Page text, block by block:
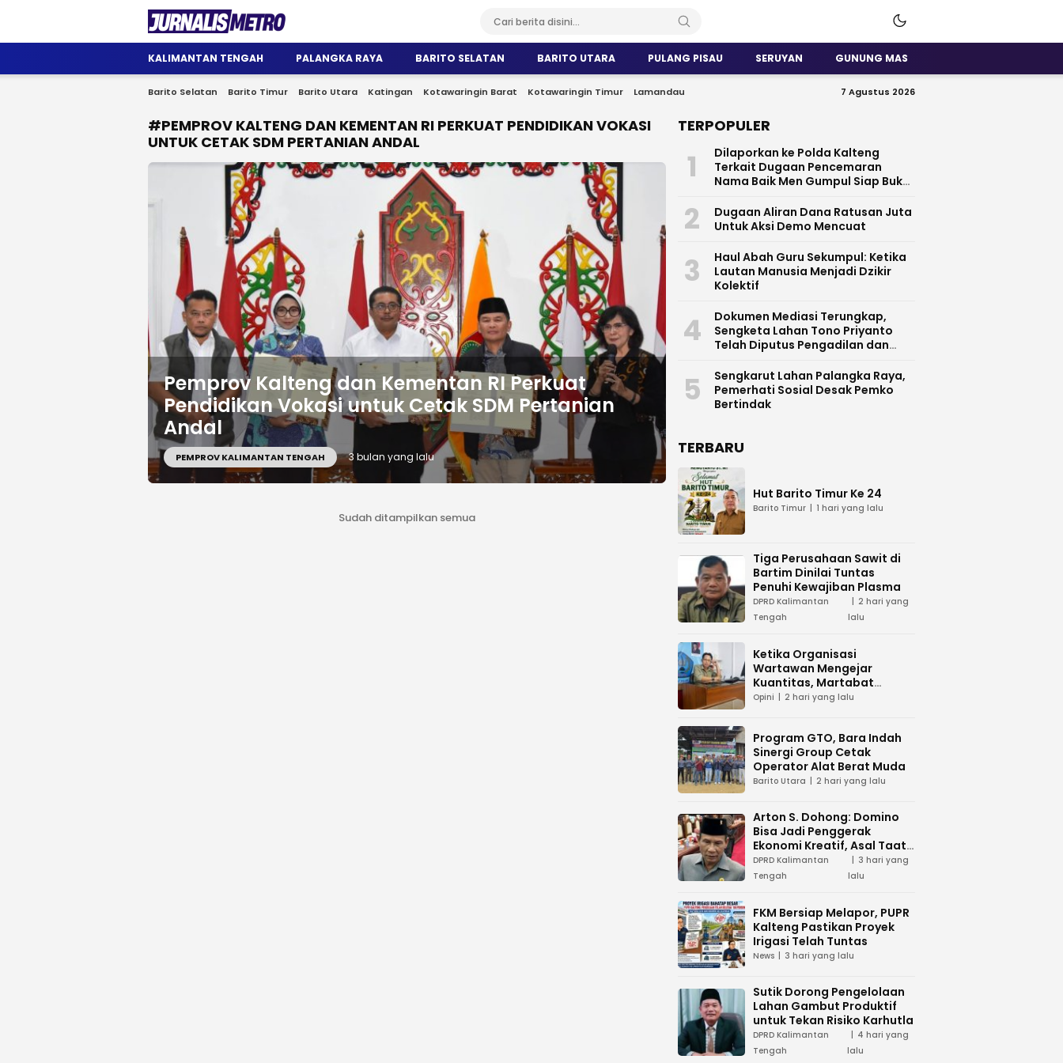
Jurnalis Metro
Satu Wadah Informasi
KALIMANTAN TENGAH PALANGKA RAYA BARITO SELATAN BARITO UTARA PULANG PISAU SERUYAN GUNUNG MAS
Barito Selatan Barito Timur Barito Utara Katingan Kotawaringin Barat Kotawaringin Timur Lamandau 7 Agustus 2026
#PEMPROV KALTENG DAN KEMENTAN RI PERKUAT PENDIDIKAN VOKASI
UNTUK CETAK SDM PERTANIAN ANDAL
Pemprov Kalteng dan Kementan RI Perkuat
Pendidikan Vokasi untuk Cetak SDM Pertanian
Andal
PEMPROV KALIMANTAN TENGAH 3 bulan yang lalu
Sudah ditampilkan semua
TERPOPULER
1
Dilaporkan ke Polda Kalteng
Terkait Dugaan Pencemaran
Nama Baik Men Gumpul Siap Buka
2
Dugaan Aliran Dana Ratusan Juta
Untuk Aksi Demo Mencuat
3
Haul Abah Guru Sekumpul: Ketika
Lautan Manusia Menjadi Dzikir
Kolektif
4
​Dokumen Mediasi Terungkap,
Sengketa Lahan Tono Priyanto
Telah Diputus Pengadilan dan
5
Sengkarut Lahan Palangka Raya,
Pemerhati Sosial Desak Pemko
Bertindak
TERBARU
Hut Barito Timur Ke 24
Barito Timur 1 hari yang lalu
Tiga Perusahaan Sawit di
Bartim Dinilai Tuntas
Penuhi Kewajiban Plasma
DPRD Kalimantan
Tengah
2 hari yang
lalu
Ketika Organisasi
Wartawan Mengejar
Kuantitas, Martabat
Profesi Menjadi Taruhan
Opini 2 hari yang lalu
Program GTO, Bara Indah
Sinergi Group Cetak
Operator Alat Berat Muda
Barito Utara 2 hari yang lalu
Arton S. Dohong: Domino
Bisa Jadi Penggerak
Ekonomi Kreatif, Asal Taat
Aturan
DPRD Kalimantan
Tengah
3 hari yang
lalu
FKM Bersiap Melapor, PUPR
Kalteng Pastikan Proyek
Irigasi Telah Tuntas
News 3 hari yang lalu
Sutik Dorong Pengelolaan
Lahan Gambut Produktif
untuk Tekan Risiko Karhutla
DPRD Kalimantan
Tengah
4 hari yang
lalu